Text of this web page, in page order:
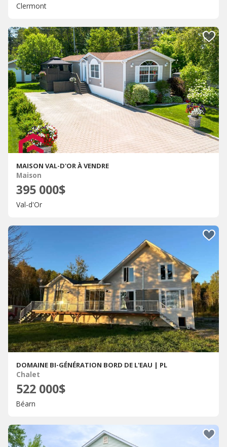
Clermont
MAISON VAL-D'OR À VENDRE
Maison
395 000$
Val-d'Or
DOMAINE BI-GÉNÉRATION BORD DE L'EAU | PL
Chalet
522 000$
Béarn